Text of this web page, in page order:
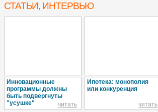
СТАТЬИ, ИНТЕРВЬЮ
Инновационные
программы должны
быть подвергнуты
"усушке"
читать
Ипотека: монополия
или конкуренция
читать